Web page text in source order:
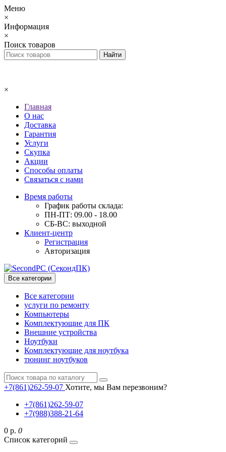
Меню
×
Информация
×
Поиск товаров
×
Главная
О нас
Доставка
Гарантия
Услуги
Скупка
Акции
Способы оплаты
Связаться с нами
Время работы
График работы склада:
ПН-ПТ: 09.00 - 18.00
СБ-ВС: выходной
Клиент-центр
Регистрация
Авторизация
Все категории
Все категории
услуги по ремонту
Компьютеры
Комплектующие для ПК
Внешние устройства
Ноутбуки
Комплектующие для ноутбука
тюнинг ноутбуков
+7(861)262-59-07 Хотите, мы Вам перезвоним?
+7(861)262-59-07
+7(988)388-21-64
0 р. 0
Список категорий